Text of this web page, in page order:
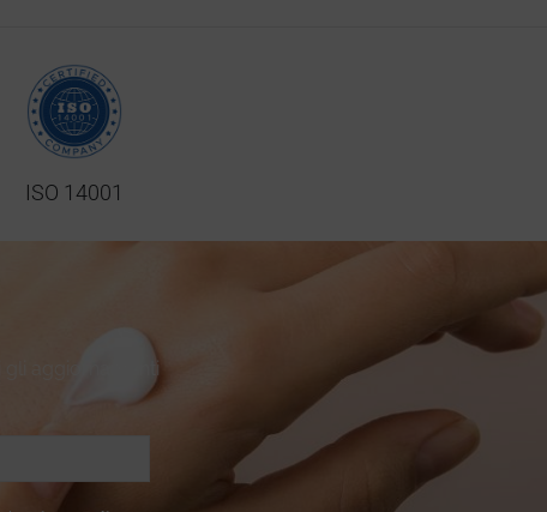
ISO 14001
gli aggiornamenti